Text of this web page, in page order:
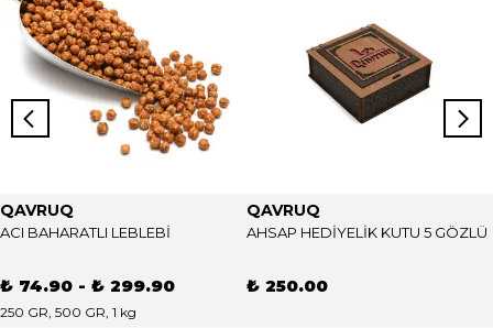
QAVRUQ
ACI BAHARATLI LEBLEBİ
₺ 74.90 - ₺ 299.90
250 GR, 500 GR, 1 kg
QAVRUQ
AHSAP HEDİYELİK KUTU 5 GÖZLÜ
₺ 250.00